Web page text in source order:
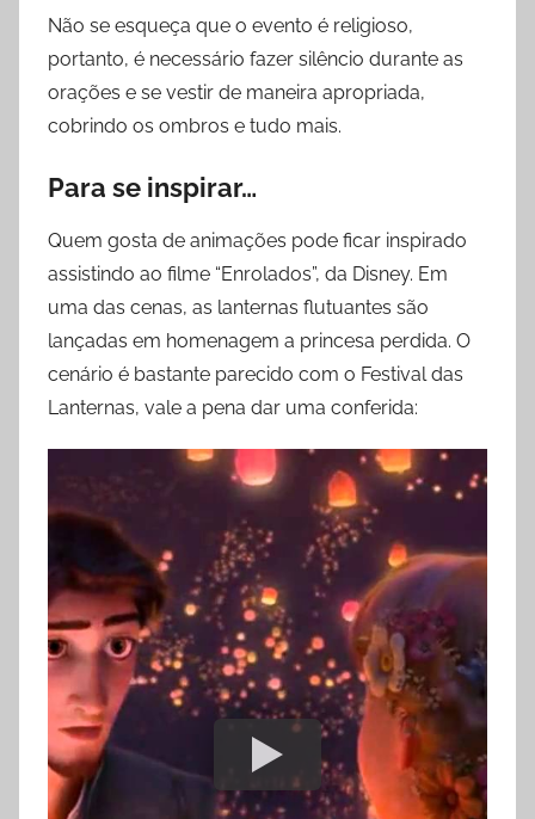
Não se esqueça que o evento é religioso,
portanto, é necessário fazer silêncio durante as
orações e se vestir de maneira apropriada,
cobrindo os ombros e tudo mais.
Para se inspirar…
Quem gosta de animações pode ficar inspirado
assistindo ao filme “Enrolados”, da Disney. Em
uma das cenas, as lanternas flutuantes são
lançadas em homenagem a princesa perdida. O
cenário é bastante parecido com o Festival das
Lanternas, vale a pena dar uma conferida: